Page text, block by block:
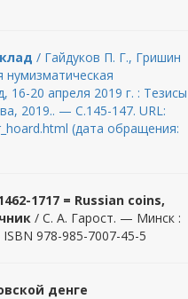
/ Гайдуков П. Г., Гришин
нумизматическая
16-20 апреля 2019 г. : Тезисы
2019.. — С.145-147. URL:
(дата обращения:
1717 = Russian coins,
/ С. А. Гарост. — Минск :
978-985-7007-45-5
денге